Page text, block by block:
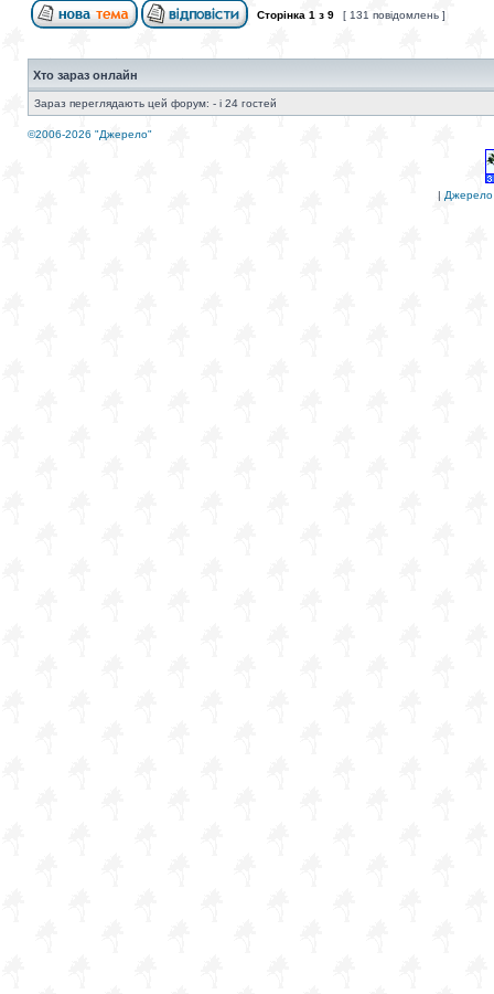
Сторінка 1 з 9 [ 131 повідомлень ]
Хто зараз онлайн
Зараз переглядають цей форум: - і 24 гостей
©2006-2026 "Джерело"
| Джерело